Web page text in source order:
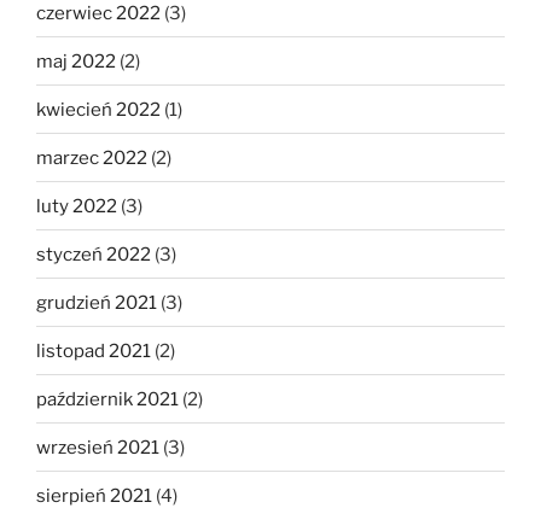
czerwiec 2022 (3)
maj 2022 (2)
kwiecień 2022 (1)
marzec 2022 (2)
luty 2022 (3)
styczeń 2022 (3)
grudzień 2021 (3)
listopad 2021 (2)
październik 2021 (2)
wrzesień 2021 (3)
sierpień 2021 (4)